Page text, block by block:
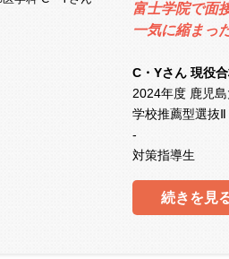
富士学院で面
一気に縮まっ
C・Yさん 現役
2024年度 鹿児
学校推薦型選抜Ⅱ
-
対策指導生
続きを見